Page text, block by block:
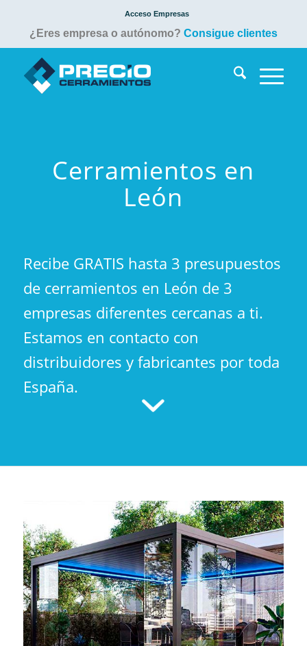
Acceso Empresas
¿Eres empresa o autónomo? Consigue clientes
Cerramientos en
León
Recibe GRATIS hasta 3 presupuestos
de cerramientos en León de 3
empresas diferentes cercanas a ti.
Estamos en contacto con
distribuidores y fabricantes por toda
España.